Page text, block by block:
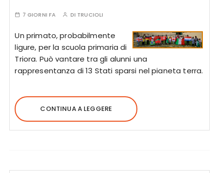
7 GIORNI FA DI TRUCIOLI
Un primato, probabilmente
ligure, per la scuola primaria di
Triora. Può vantare tra gli alunni una
rappresentanza di 13 Stati sparsi nel pianeta terra.
CONTINUA A LEGGERE